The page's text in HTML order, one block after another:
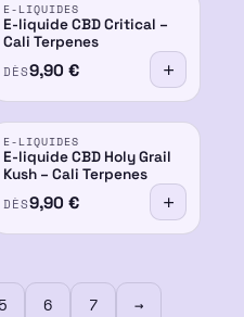
E-LIQUIDES
E-liquide CBD Critical –
Cali Terpenes
DÈS9,90€
E-LIQUIDES
E-liquide CBD Holy Grail
Kush – Cali Terpenes
DÈS9,90€
5 6 7 →